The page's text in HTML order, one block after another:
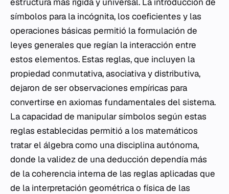
símbolos para la incógnita, los coeficientes y las
operaciones básicas permitió la formulación de
leyes generales que regían la interacción entre
estos elementos. Estas reglas, que incluyen la
propiedad conmutativa, asociativa y distributiva,
dejaron de ser observaciones empíricas para
convertirse en axiomas fundamentales del sistema.
La capacidad de manipular símbolos según estas
reglas establecidas permitió a los matemáticos
tratar el álgebra como una disciplina autónoma,
donde la validez de una deducción dependía más
de la coherencia interna de las reglas aplicadas que
de la interpretación geométrica o física de las